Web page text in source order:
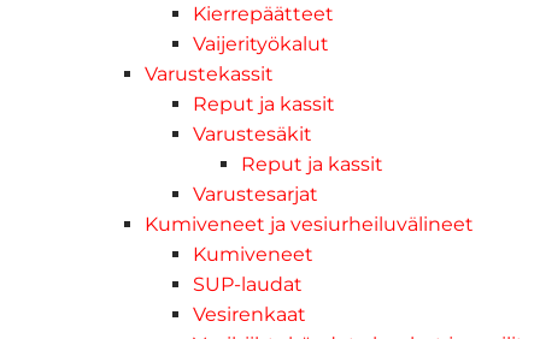
Kierrepäätteet
Vaijerityökalut
Varustekassit
Reput ja kassit
Varustesäkit
Reput ja kassit
Varustesarjat
Kumiveneet ja vesiurheiluvälineet
Kumiveneet
SUP-laudat
Vesirenkaat